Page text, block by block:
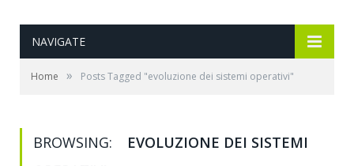
NAVIGATE
Home » Posts Tagged "evoluzione dei sistemi operativi"
BROWSING:
EVOLUZIONE DEI SISTEMI